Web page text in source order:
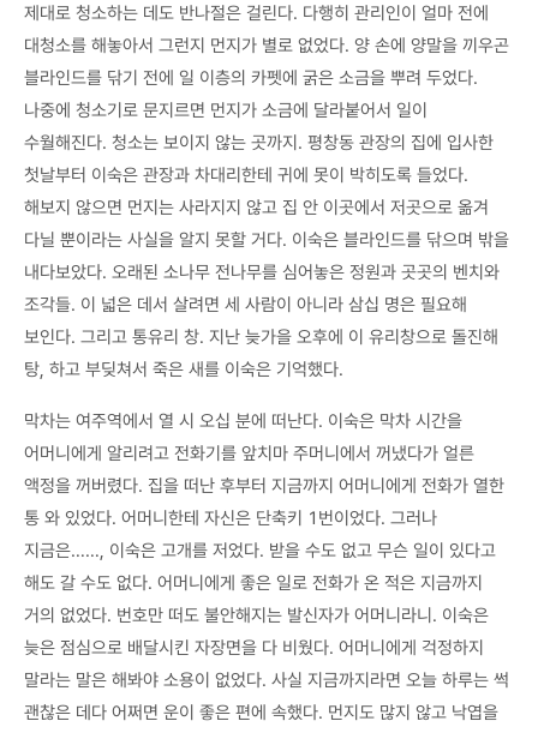
제대로 청소하는 데도 반나절은 걸린다. 다행히 관리인이 얼마 전에
대청소를 해놓아서 그런지 먼지가 별로 없었다. 양 손에 양말을 끼우곤
블라인드를 닦기 전에 일 이층의 카펫에 굵은 소금을 뿌려 두었다.
나중에 청소기로 문지르면 먼지가 소금에 달라붙어서 일이
수월해진다. 청소는 보이지 않는 곳까지. 평창동 관장의 집에 입사한
첫날부터 이숙은 관장과 차대리한테 귀에 못이 박히도록 들었다.
해보지 않으면 먼지는 사라지지 않고 집 안 이곳에서 저곳으로 옮겨
다닐 뿐이라는 사실을 알지 못할 거다. 이숙은 블라인드를 닦으며 밖을
내다보았다. 오래된 소나무 전나무를 심어놓은 정원과 곳곳의 벤치와
조각들. 이 넓은 데서 살려면 세 사람이 아니라 삼십 명은 필요해
보인다. 그리고 통유리 창. 지난 늦가을 오후에 이 유리창으로 돌진해
탕, 하고 부딪쳐서 죽은 새를 이숙은 기억했다.
막차는 여주역에서 열 시 오십 분에 떠난다. 이숙은 막차 시간을
어머니에게 알리려고 전화기를 앞치마 주머니에서 꺼냈다가 얼른
액정을 꺼버렸다. 집을 떠난 후부터 지금까지 어머니에게 전화가 열한
통 와 있었다. 어머니한테 자신은 단축키 1번이었다. 그러나
지금은……, 이숙은 고개를 저었다. 받을 수도 없고 무슨 일이 있다고
해도 갈 수도 없다. 어머니에게 좋은 일로 전화가 온 적은 지금까지
거의 없었다. 번호만 떠도 불안해지는 발신자가 어머니라니. 이숙은
늦은 점심으로 배달시킨 자장면을 다 비웠다. 어머니에게 걱정하지
말라는 말은 해봐야 소용이 없었다. 사실 지금까지라면 오늘 하루는 썩
괜찮은 데다 어쩌면 운이 좋은 편에 속했다. 먼지도 많지 않고 낙엽을